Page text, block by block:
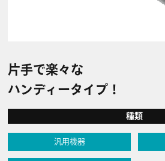
片手で楽々な
ハンディータイプ！
種類
汎用機器